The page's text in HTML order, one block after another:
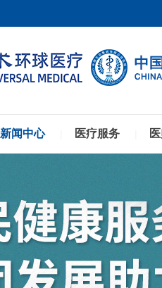
新闻中心 医疗服务